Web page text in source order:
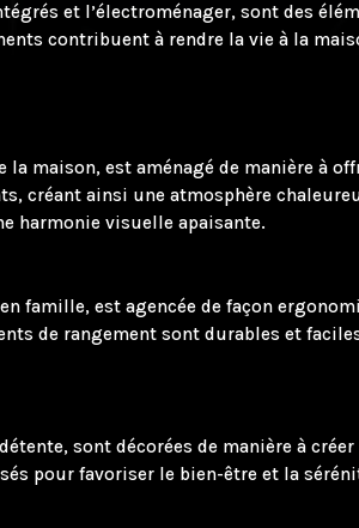
et l’électroménager, sont des
contribuent à rendre la vie à la
la maison, est aménagé de manière à
créant ainsi une atmosphère
harmonie visuelle apaisante.
famille, est agencée de façon
de rangement sont durables et
sont décorées de manière à
pour favoriser le bien-être et la